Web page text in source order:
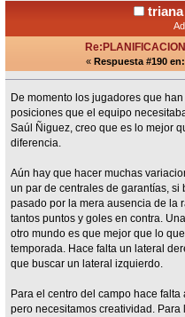
« Respuesta #190 en:
De momento los jugadores que
posiciones que el equipo
Saúl Ñiguez, creo que es lo mejor
diferencia.
Aún hay que hacer muchas
un par de centrales de garantías,
pasado por la mera ausencia de la
tantos puntos y goles en contra.
otro mundo es que mejor que lo
temporada. Hace falta un lateral
que buscar un lateral izquierdo.
Para el centro del campo hace
pero necesitamos creatividad.